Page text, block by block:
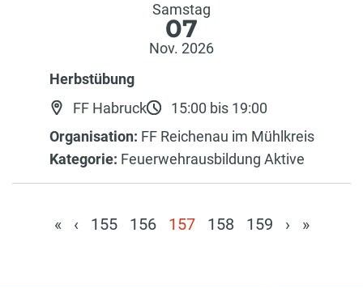
Samstag
07
Nov. 2026
Herbstübung
FF Habruck
15:00 bis 19:00
Organisation: FF Reichenau im Mühlkreis
Kategorie: Feuerwehrausbildung Aktive
« ‹ 155 156 157 158 159 › »